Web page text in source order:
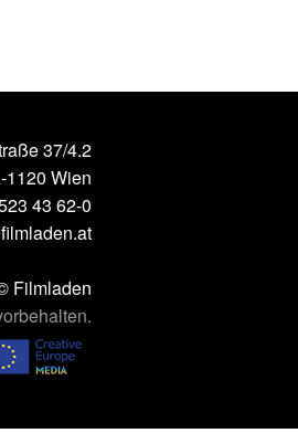
37/4.2
1120 Wien
43 62-0
Filmladen